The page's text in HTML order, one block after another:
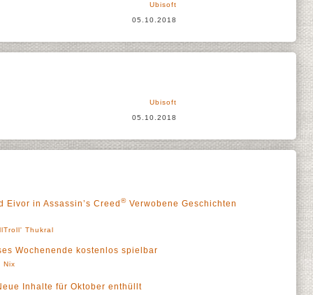
Ubisoft
05.10.2018
Ubisoft
05.10.2018
Eivor in Assassin’s Creed ® Verwobene Geschichten
Thukral
Wochenende kostenlos spielbar
Nix
Inhalte für Oktober enthüllt